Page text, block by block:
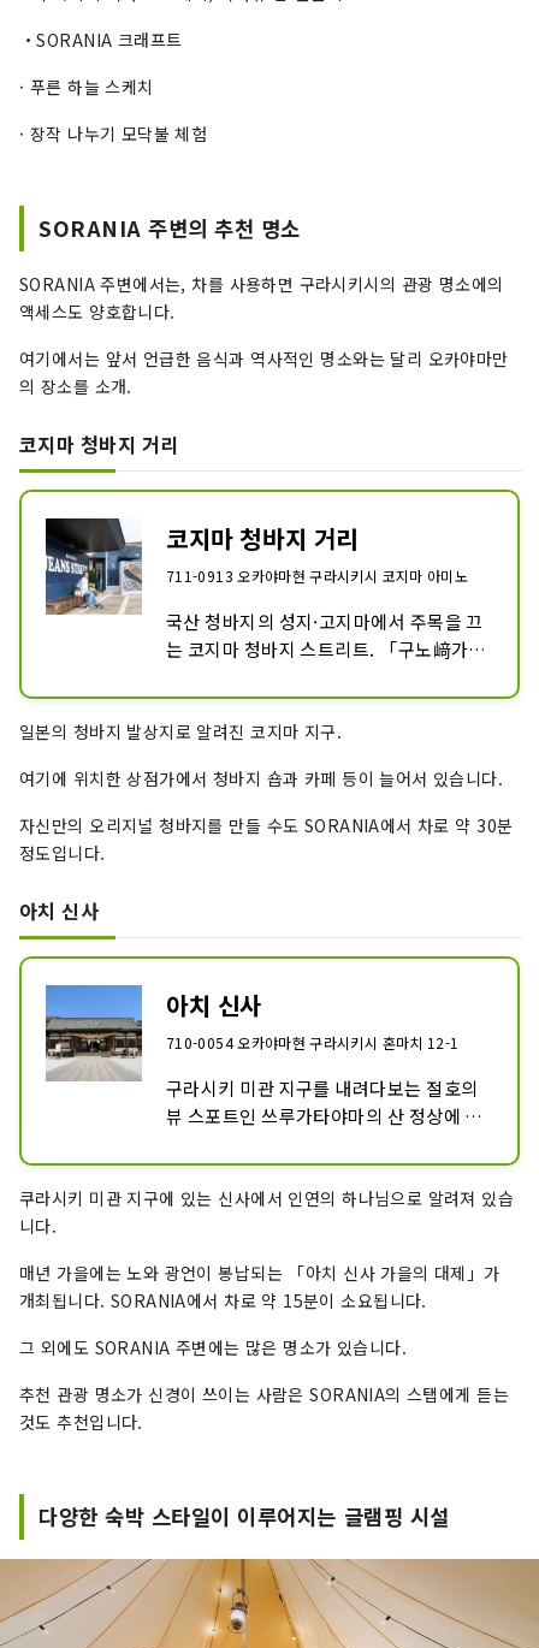
・SORANIA 크래프트
· 푸른 하늘 스케치
· 장작 나누기 모닥불 체험
SORANIA 주변의 추천 명소
SORANIA 주변에서는, 차를 사용하면 구라시키시의 관광 명소에의
액세스도 양호합니다.
여기에서는 앞서 언급한 음식과 역사적인 명소와는 달리 오카야마만
의 장소를 소개.
코지마 청바지 거리
코지마 청바지 거리
711-0913 오카야마현 구라시키시 코지마 아미노
국산 청바지의 성지·고지마에서 주목을 끄
는 코지마 청바지 스트리트. 「구노﨑가
400m 거리에 현지 청바지 메이커가 처마
를 늘리고 있습니다. 세계에 자랑하는
구입할 수 있다고 해, 최근에는 해외에서도
많은 관광객이 방문하고 있습니다. 주변에
는 청바지 이외의 매력적인 숍과 카페가 갖
일본의 청바지 발상지로 알려진 코지마 지구.
여기에 위치한 상점가에서 청바지 숍과 카페 등이 늘어서 있습니다.
자신만의 오리지널 청바지를 만들 수도 SORANIA에서 차로 약 30분
정도입니다.
아치 신사
아치 신사
710-0054 오카야마현 구라시키시 혼마치 12-1
구라시키 미관 지구를 내려다보는 절호의
뷰 스포트인 쓰루가타야마의 산 정상에 자
초한 고대 정원을 짓고 있습니다. 추정 수
령 300~500년의 천연 기념물 「아치의 등
쿠라시키 미관 지구에 있는 신사에서 인연의 하나님으로 알려져 있습
니다.
매년 가을에는 노와 광언이 봉납되는 「아치 신사 가을의 대제」가
개최됩니다. SORANIA에서 차로 약 15분이 소요됩니다.
그 외에도 SORANIA 주변에는 많은 명소가 있습니다.
추천 관광 명소가 신경이 쓰이는 사람은 SORANIA의 스탭에게 듣는
것도 추천입니다.
다양한 숙박 스타일이 이루어지는 글램핑 시설